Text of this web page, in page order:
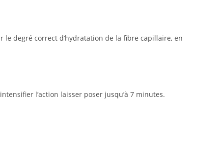
le degré correct d’hydratation de la fibre capillaire, en
l’action laisser poser jusqu’à 7 minutes.